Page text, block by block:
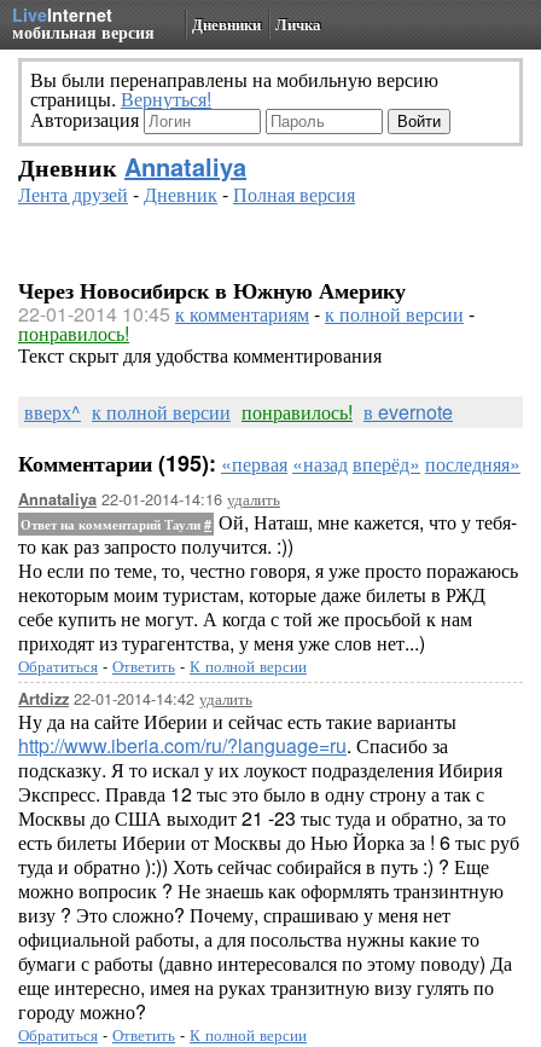
LiveInternet
мобильная версия Дневники Личка
Вы были перенаправлены на мобильную версию
страницы. Вернуться!
Авторизация
Дневник Annataliya
Лента друзей -Дневник-Полная версия
Через Новосибирск в Южную Америку
22-01-2014 10:45 к комментариям-к полной версии -
понравилось!
Текст скрыт для удобства комментирования
вверх^ к полной версии понравилось! в evernote
Комментарии (195): «первая «назадвперёд» последняя»
Annataliya 22-01-2014-14:16 удалить
Ответ на комментарий Таули # Ой, Наташ, мне кажется, что у тебя-
то как раз запросто получится. :))
Но если по теме, то, честно говоря, я уже просто поражаюсь
некоторым моим туристам, которые даже билеты в РЖД
себе купить не могут. А когда с той же просьбой к нам
приходят из турагентства, у меня уже слов нет...)
Обратиться - Ответить - К полной версии
Artdizz 22-01-2014-14:42 удалить
Ну да на сайте Иберии и сейчас есть такие варианты
http://www.iberia.com/ru/?language=ru. Спасибо за
подсказку. Я то искал у их лоукост подразделения Ибирия
Экспресс. Правда 12 тыс это было в одну строну а так с
Москвы до США выходит 21 -23 тыс туда и обратно, за то
есть билеты Иберии от Москвы до Нью Йорка за ! 6 тыс руб
туда и обратно ):)) Хоть сейчас собирайся в путь :) ? Еще
можно вопросик ? Не знаешь как оформлять транзинтную
визу ? Это сложно? Почему, спрашиваю у меня нет
официальной работы, а для посольства нужны какие то
бумаги с работы (давно интересовался по этому поводу) Да
еще интересно, имея на руках транзитную визу гулять по
городу можно?
Обратиться - Ответить - К полной версии